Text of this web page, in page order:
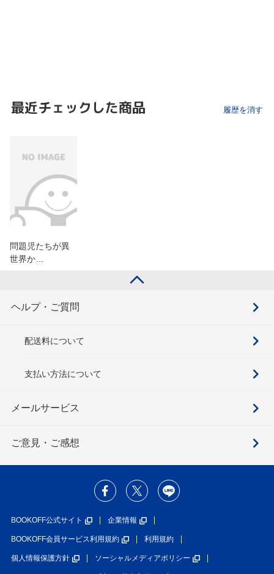
最近チェックした商品 履歴を消す
問題児たちが異
世界か…
ヘルプ・ご質問
配送料について
支払い方法について
メールサービス
ご意見・ご感想
BOOKOFF公式サイト 企業情報
BOOKOFF会員サービス利用規約 利用規約
個人情報保護方針 ソーシャルメディアポリシー